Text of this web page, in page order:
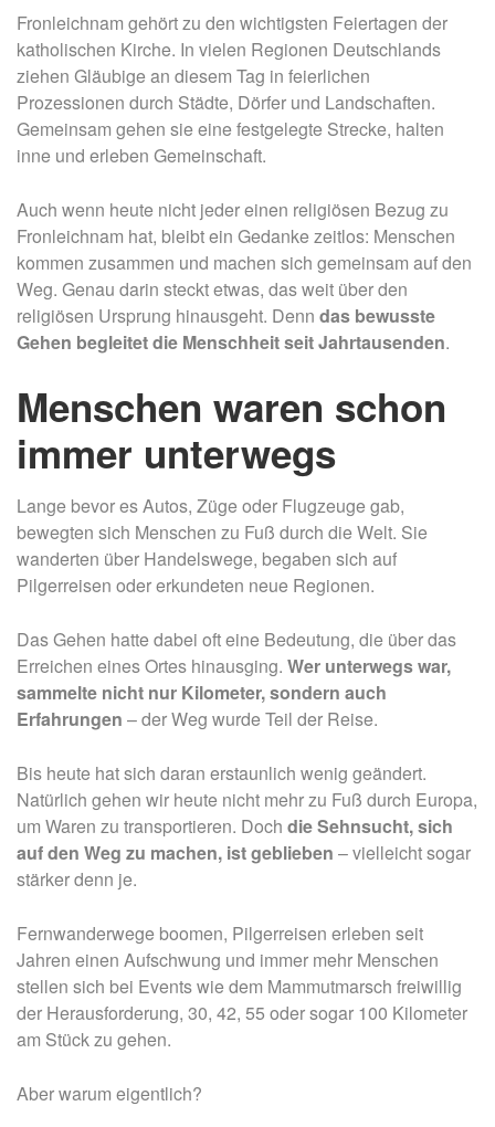
Fronleichnam gehört zu den wichtigsten Feiertagen der
katholischen Kirche. In vielen Regionen Deutschlands
ziehen Gläubige an diesem Tag in feierlichen
Prozessionen durch Städte, Dörfer und Landschaften.
Gemeinsam gehen sie eine festgelegte Strecke, halten
inne und erleben Gemeinschaft.
Auch wenn heute nicht jeder einen religiösen Bezug zu
Fronleichnam hat, bleibt ein Gedanke zeitlos: Menschen
kommen zusammen und machen sich gemeinsam auf den
Weg. Genau darin steckt etwas, das weit über den
religiösen Ursprung hinausgeht. Denn das bewusste
Gehen begleitet die Menschheit seit Jahrtausenden.
Menschen waren schon
immer unterwegs
Lange bevor es Autos, Züge oder Flugzeuge gab,
bewegten sich Menschen zu Fuß durch die Welt. Sie
wanderten über Handelswege, begaben sich auf
Pilgerreisen oder erkundeten neue Regionen.
Das Gehen hatte dabei oft eine Bedeutung, die über das
Erreichen eines Ortes hinausging. Wer unterwegs war,
sammelte nicht nur Kilometer, sondern auch
Erfahrungen – der Weg wurde Teil der Reise.
Bis heute hat sich daran erstaunlich wenig geändert.
Natürlich gehen wir heute nicht mehr zu Fuß durch Europa,
um Waren zu transportieren. Doch die Sehnsucht, sich
auf den Weg zu machen, ist geblieben – vielleicht sogar
stärker denn je.
Fernwanderwege boomen, Pilgerreisen erleben seit
Jahren einen Aufschwung und immer mehr Menschen
stellen sich bei Events wie dem Mammutmarsch freiwillig
der Herausforderung, 30, 42, 55 oder sogar 100 Kilometer
am Stück zu gehen.
Aber warum eigentlich?